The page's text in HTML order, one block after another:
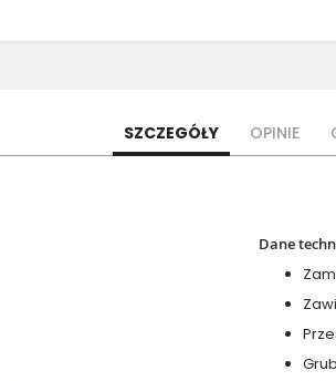
SZCZEGÓŁY OPINIE